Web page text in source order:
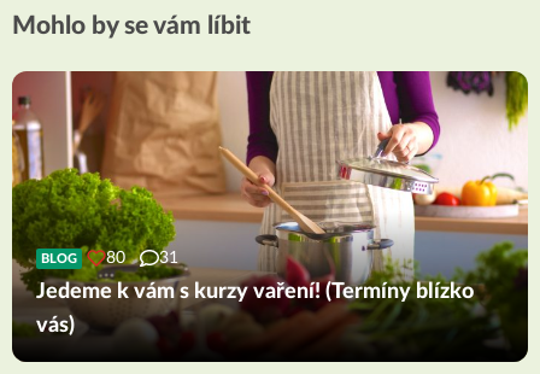
Mohlo by se vám líbit
BLOG 80 31
Jedeme k vám s kurzy vaření! (Termíny blízko
vás)